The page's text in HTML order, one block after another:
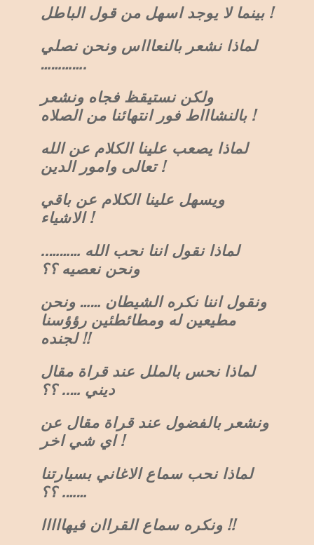
بينما لا يوجد اسهل من قول الباطل !
لماذا نشعر بالنعاااس ونحن نصلي
………….
ولكن نستيقظ فجاه ونشعر
بالنشاااط فور انتهائنا من الصلاه !
لماذا يصعب علينا الكلام عن الله
تعالى وامور الدين !
ويسهل علينا الكلام عن باقي
الاشياء !
لماذا نقول اننا نحب الله ………..
ونحن نعصيه ؟؟
ونقول اننا نكره الشيطان …… ونحن
مطيعين له ومطائطئين رؤؤسنا
لجنده !!
لماذا نحس بالملل عند قراة مقال
ديني ….. ؟؟
ونشعر بالفضول عند قراة مقال عن
اي شي اخر !
لماذا نحب سماع الاغاني بسيارتنا
……. ؟؟
ونكره سماع القراان فيهااااا !!